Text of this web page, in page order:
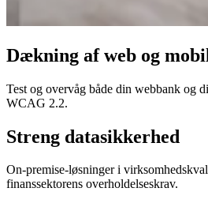
Dækning af web og
Test og overvåg både din webbank og
WCAG 2.2.
Streng datasikkerhed
On-premise-løsninger i
finanssektorens overholdelseskrav.